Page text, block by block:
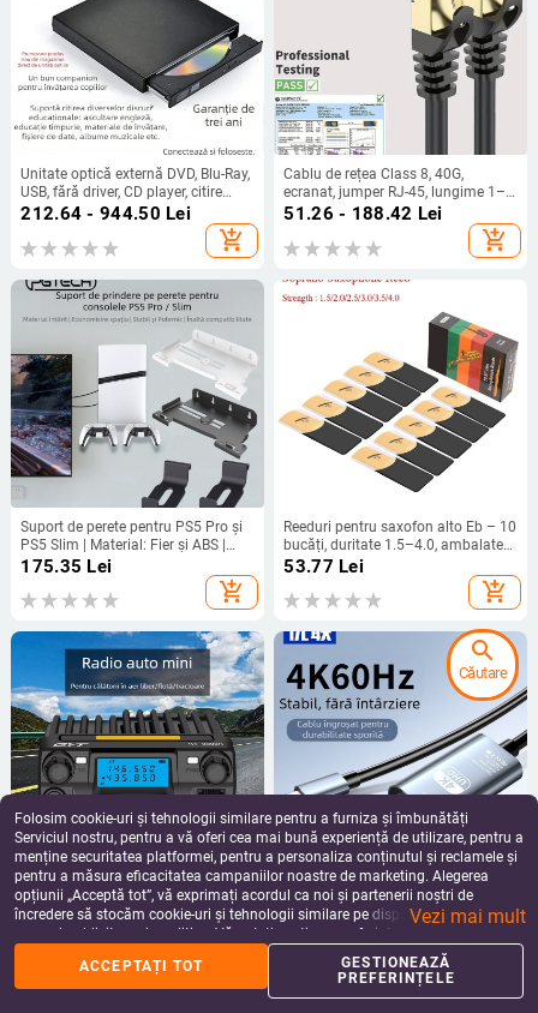
Unitate optică externă DVD, Blu-Ray,
USB, fără driver, CD player, citire
computer, VCD, arzător de discuri
212.64 - 944.50 Lei
add_shopping_cart
Cablu de rețea Class 8, 40G,
ecranat, jumper RJ-45, lungime 1–
30 m
51.26 - 188.42 Lei
add_shopping_cart
Suport de perete pentru PS5 Pro și
PS5 Slim | Material: Fier și ABS |
Greutate: 403 g
175.35 Lei
add_shopping_cart
Reeduri pentru saxofon alto Eb – 10
bucăți, duritate 1.5–4.0, ambalate
în cutie de carton
53.77 Lei
add_shopping_cart
Stație auto QYT KT8900R, nivel
profesional, trei trepte de standby
dual, unitate compactă fără fir,
400–470 MHz
993.79Lei
add_shopping_cart
Cablu adaptor USB-C la HDMI cu
ieșire 4K60Hz pentru PC
119.11Lei
add_shopping_cart
Folosim cookie-uri și tehnologii similare pentru a furniza și îmbunătăți
Serviciul nostru, pentru a vă oferi cea mai bună experiență de utilizare, pentru a
menține securitatea platformei, pentru a personaliza conținutul și reclamele și
pentru a măsura eficacitatea campaniilor noastre de marketing. Alegerea
opțiunii „Acceptă tot”, vă exprimați acordul ca noi și partenerii noștri de
încredere să stocăm cookie-uri și tehnologii similare pe dispozitivul dvs. în
scopuri publicitare și analitice. Vă puteți gestiona preferințele în orice moment
făcând clic pe „Gestionează preferințele”. Pentru mai multe informații, vă
rugăm să consultațiPolitica noastră de confidențialitate.
Vezi mai mult
ACCEPTAȚI TOT
GESTIONEAZĂ
PREFERINȚELE
search
Căutare